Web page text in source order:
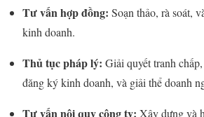
Tư vấn hợp đồng: Soạn thảo, rà soát,
kinh doanh.
Thủ tục pháp lý: Giải quyết tranh
đăng ký kinh doanh, và giải thể doanh
Tư vấn nội quy công ty: Xây dựng và